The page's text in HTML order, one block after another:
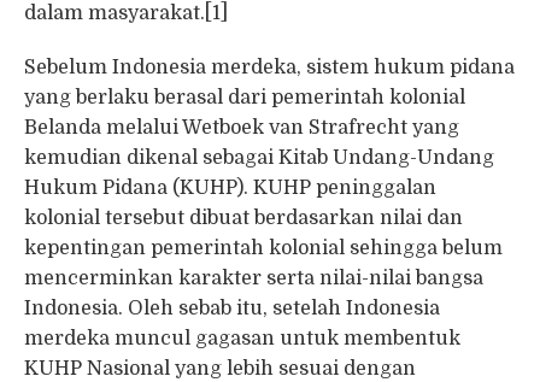
dalam masyarakat.[1]
Sebelum Indonesia merdeka, sistem hukum pidana
yang berlaku berasal dari pemerintah kolonial
Belanda melalui Wetboek van Strafrecht yang
kemudian dikenal sebagai Kitab Undang-Undang
Hukum Pidana (KUHP). KUHP peninggalan
kolonial tersebut dibuat berdasarkan nilai dan
kepentingan pemerintah kolonial sehingga belum
mencerminkan karakter serta nilai-nilai bangsa
Indonesia. Oleh sebab itu, setelah Indonesia
merdeka muncul gagasan untuk membentuk
KUHP Nasional yang lebih sesuai dengan